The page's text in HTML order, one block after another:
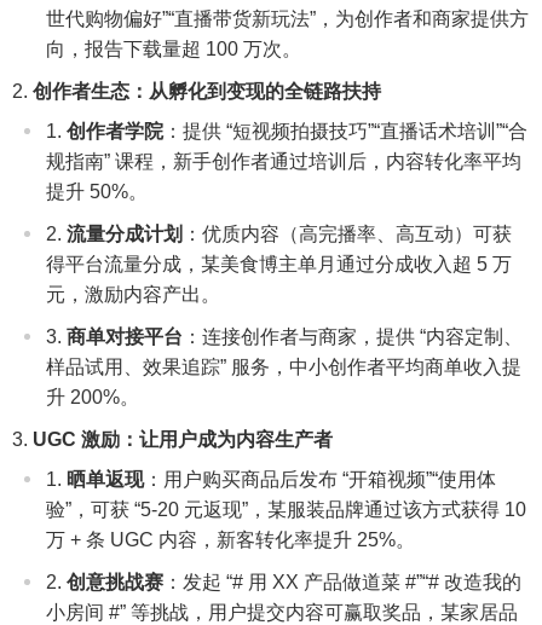
世代购物偏好”“直播带货新玩法”，为创作者和商家提供方
向，报告下载量超 100 万次。
创作者生态：从孵化到变现的全链路扶持
创作者学院：提供 “短视频拍摄技巧”“直播话术培训”“合
规指南” 课程，新手创作者通过培训后，内容转化率平均
提升 50%。
流量分成计划 ：优质内容（高完播率、高互动）可获
得平台流量分成，某美食博主单月通过分成收入超 5 万
元，激励内容产出。
商单对接平台 ：连接创作者与商家，提供 “内容定制、
样品试用、效果追踪” 服务，中小创作者平均商单收入提
升 200%。
UGC 激励：让用户成为内容生产者
晒单返现：用户购买商品后发布 “开箱视频”“使用体
验”，可获 “5-20 元返现”，某服装品牌通过该方式获得 10
万 + 条 UGC 内容，新客转化率提升 25%。
创意挑战赛 ：发起 “# 用 XX 产品做道菜 #”“# 改造我的
小房间 #” 等挑战，用户提交内容可赢取奖品，某家居品